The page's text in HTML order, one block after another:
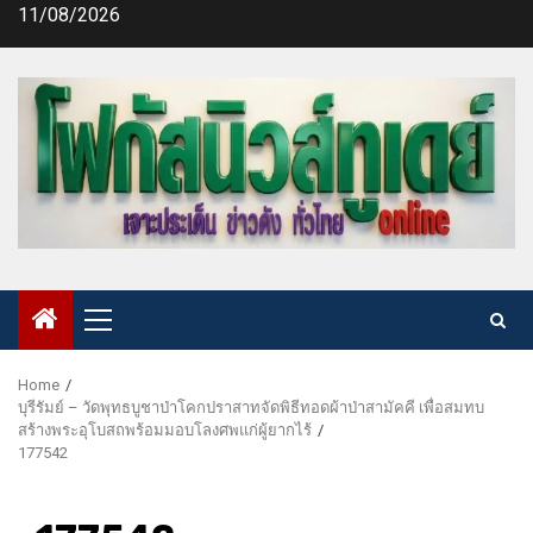
Skip11/08/2026
Primary
Menu
Home
บุรีรัมย์ – วัดพุทธบูชาป่าโคกปราสาทจัดพิธีทอดผ้าป่าสามัคคี เพื่อสมทบ
สร้างพระอุโบสถพร้อมมอบโลงศพแก่ผู้ยากไร้
177542